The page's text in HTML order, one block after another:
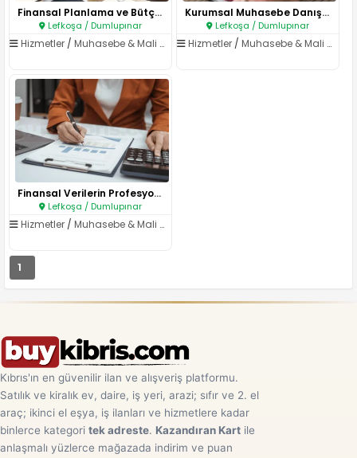
Finansal Planlama ve Bütçe Yön..
Lefkoşa / Dumlupınar
Hizmetler / Muhasebe & Mali Müşavirlik
Kurumsal Muhasebe Danışmanlığı..
Lefkoşa / Dumlupınar
Hizmetler /Muhasebe & Mali Müşavirlik
Finansal Verilerin Profesyonel..
Lefkoşa / Dumlupınar
Hizmetler / Muhasebe & Mali Müşavirlik
1
Kıbrıs'ın en güvenilir ilan ve alışveriş platformu.
Satılık ve kiralık ev, daire, iş yeri, arazi; sıfır ve 2. el
araç; ikinci el eşya, iş ilanları ve hizmetlere kadar
binlerce kategori tek adreste. Kazandıran Kart ile
anlaşmalı yüzlerce mağazada indirim ve puan